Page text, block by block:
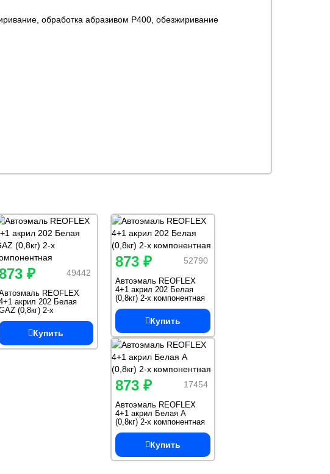
обработка абразивом Р400, обезжиривание
49442
₽
REOFLEX
акрил 202 Белая
(0,8кг) 2-х
компонентная
Купить
52790
873 ₽
Автоэмаль REOFLEX
4+1 акрил 202 Белая
(0,8кг) 2-х компонентная
Купить
17454
873 ₽
Автоэмаль REOFLEX
4+1 акрил Белая А
(0,8кг) 2-х компонентная
Купить